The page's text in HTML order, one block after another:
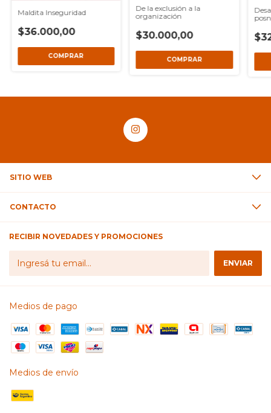
Maldita Inseguridad
$36.000,00
De la exclusión a la
organización
$30.000,00
SITIO WEB
CONTACTO
RECIBIR NOVEDADES Y PROMOCIONES
Medios de pago
Medios de envío